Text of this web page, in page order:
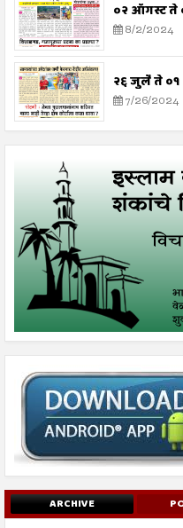
०२ ऑगस्ट ते
8/2/2024
२६ जुलै ते
7/26/2024
ARCHIVE